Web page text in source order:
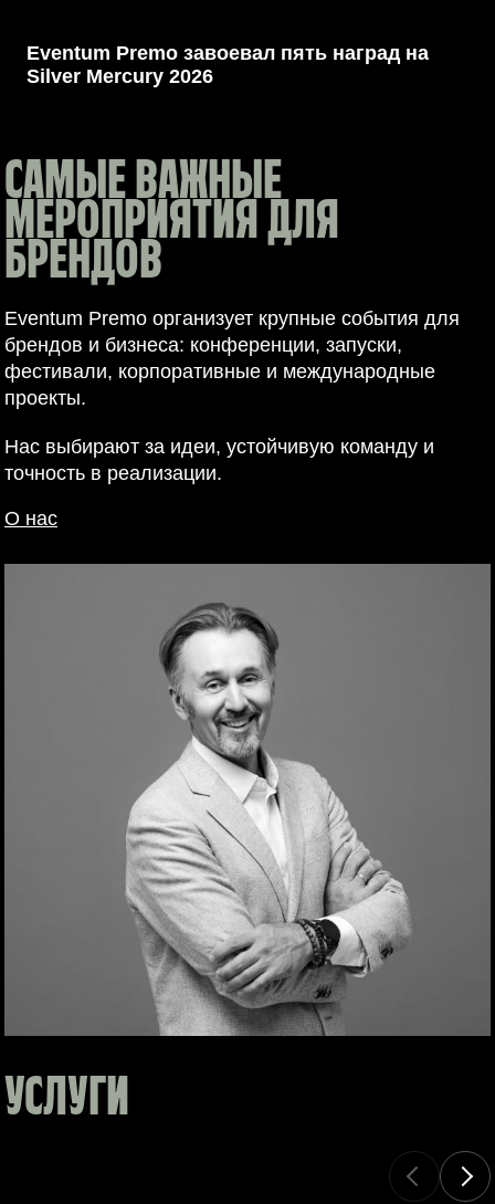
Eventum Premo завоевал пять наград на
Silver Mercury 2026
САМЫЕ ВАЖНЫЕ
МЕРОПРИЯТИЯ ДЛЯ
БРЕНДОВ
Eventum Premo организует крупные события для
брендов и бизнеса: конференции, запуски,
фестивали, корпоративные и международные
проекты.
Нас выбирают за идеи, устойчивую команду и
точность в реализации.
О нас
УСЛУГИ